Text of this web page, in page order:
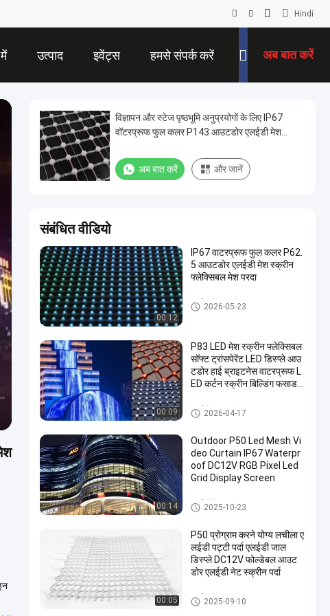
Hindi
उत्पाद इवेंट्स हमसे संपर्क करें अब बात करें
विज्ञापन और स्टेज पृष्ठभूमि अनुप्रयोगों के लिए IP67
वॉटरप्रूफ फुल कलर P143 आउटडोर एलईडी मेश
अब बात करें और जानें
संबंधित वीडियो
00:12
IP67 वाटरप्रूफ फुल कलर P62.
5 आउटडोर एलईडी मेश स्क्रीन
फ्लेक्सिबल मेश परदा
एलईडी मेष स्क्रीन
2026-05-23
00:09
P83 LED मेश स्क्रीन फ्लेक्सिबल
सॉफ्ट ट्रांसपेरेंट LED डिस्प्ले आउ
टडोर हाई ब्राइटनेस वाटरप्रूफ L
ED कर्टन स्क्रीन बिल्डिंग फसाड
रटाइजिंग डिस्प्ले के लिए
एलईडी मेष स्क्रीन
2026-04-17
00:14
Outdoor P50 Led Mesh Vi
deo Curtain IP67 Waterpr
oof DC12V RGB Pixel Led
Grid Display Screen
एलईडी मेष स्क्रीन
2025-10-23
00:05
P50 प्रोग्राम करने योग्य लचीला ए
लईडी पट्टी पर्दा एलईडी जाल
डिस्प्ले DC12V फोल्डेबल आउट
डोर एलईडी नेट स्क्रीन पर्दा
एलईडी मेष स्क्रीन
2025-09-10